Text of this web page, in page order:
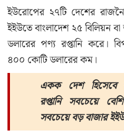
ইউরোপের ২৭টি দেশের
ইইউতে বাংলাদেশ ২৫ বিলিয়ন
ডলারের পণ্য রপ্তানি করে।
৪০০ কোটি ডলারের কম।
একক দেশ হিসেবে
রপ্তানি সবচেয়ে
সবচেয়ে বড় বাজার